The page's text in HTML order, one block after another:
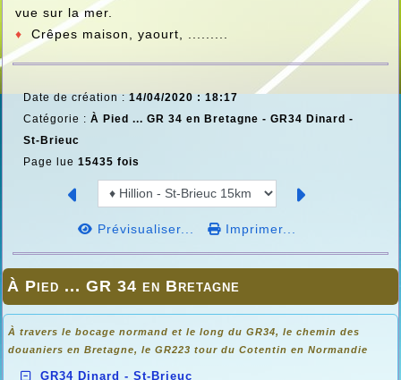
À Pied ... GR 34 en Bretagne
À travers le bocage normand et le long du GR34, le chemin des
douaniers en Bretagne, le GR223 tour du Cotentin en Normandie
GR34 Dinard - St-Brieuc
vue sur la mer.
♦ Crêpes maison, yaourt, .........
Date de création : 14/04/2020 : 18:17
Catégorie : À Pied ... GR 34 en Bretagne - GR34 Dinard -
St-Brieuc
Page lue 15435 fois
Prévisualiser... Imprimer...